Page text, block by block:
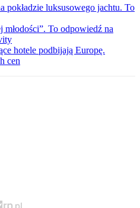
pokładzie luksusowego jachtu. To
młodości”. To odpowiedź na
hotele podbijają Europę.
cen